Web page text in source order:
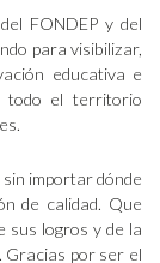
FONDEP y del
para visibilizar,
educativa e
todo el territorio
importar dónde
de calidad. Que
sus logros y de la
Gracias por ser el